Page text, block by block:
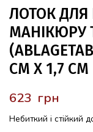
ЛОТОК ДЛЯ
МАНІКЮРУ
СМ Х 1,7 СМ
грн
Небиткий і стійкий